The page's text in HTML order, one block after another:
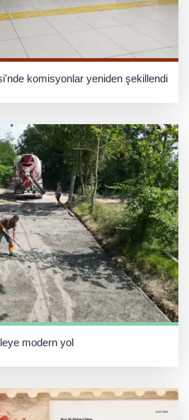
komisyonlar yeniden şekillendi
modern yol